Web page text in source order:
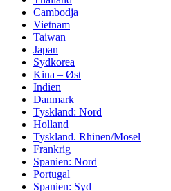
Cambodja
Vietnam
Taiwan
Japan
Sydkorea
Kina – Øst
Indien
Danmark
Tyskland: Nord
Holland
Tyskland. Rhinen/Mosel
Frankrig
Spanien: Nord
Portugal
Spanien: Syd